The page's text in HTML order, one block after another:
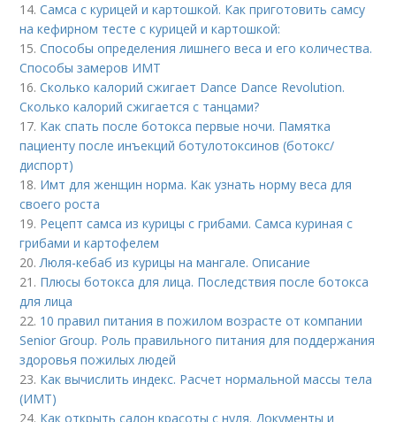
14.Самса с курицей и картошкой. Как приготовить самсу
на кефирном тесте с курицей и картошкой:
15.Способы определения лишнего веса и его количества.
Способы замеров ИМТ
16.Сколько калорий сжигает Dance Dance Revolution.
Сколько калорий сжигается с танцами?
17. Как спать после ботокса первые ночи. Памятка
пациенту после инъекций ботулотоксинов (ботокс/
диспорт)
18. Имт для женщин норма. Как узнать норму веса для
своего роста
19. Рецепт самса из курицы с грибами. Самса куриная с
грибами и картофелем
20.Люля-кебаб из курицы на мангале. Описание
21. Плюсы ботокса для лица. Последствия после ботокса
для лица
22. 10 правил питания в пожилом возрасте от компании
Senior Group. Роль правильного питания для поддержания
здоровья пожилых людей
23. Как вычислить индекс. Расчет нормальной массы тела
(ИМТ)
24. Как открыть салон красоты с нуля. Документы и